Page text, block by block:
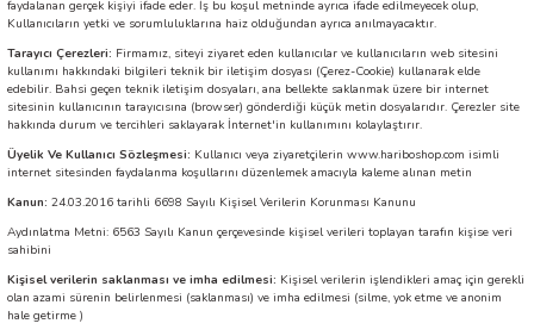
faydalanan gerçek kişiyi ifade eder. İş bu koşul metninde ayrıca ifade edilmeyecek olup,
Kullanıcıların yetki ve sorumluluklarına haiz olduğundan ayrıca anılmayacaktır.
Tarayıcı Çerezleri: Firmamız, siteyi ziyaret eden kullanıcılar ve kullanıcıların web sitesini
kullanımı hakkındaki bilgileri teknik bir iletişim dosyası (Çerez-Cookie) kullanarak elde
edebilir. Bahsi geçen teknik iletişim dosyaları, ana bellekte saklanmak üzere bir internet
sitesinin kullanıcının tarayıcısına (browser) gönderdiği küçük metin dosyalarıdır. Çerezler site
hakkında durum ve tercihleri saklayarak İnternet'in kullanımını kolaylaştırır.
Üyelik Ve Kullanıcı Sözleşmesi: Kullanıcı veya ziyaretçilerin www.hariboshop.com isimli
internet sitesinden faydalanma koşullarını düzenlemek amacıyla kaleme alınan metin
Kanun: 24.03.2016 tarihli 6698 Sayılı Kişisel Verilerin Korunması Kanunu
Aydınlatma Metni: 6563 Sayılı Kanun çerçevesinde kişisel verileri toplayan tarafın kişise veri
sahibini
Kişisel verilerin saklanması ve imha edilmesi: Kişisel verilerin işlendikleri amaç için gerekli
olan azami sürenin belirlenmesi (saklanması) ve imha edilmesi (silme, yok etme ve anonim
hale getirme )